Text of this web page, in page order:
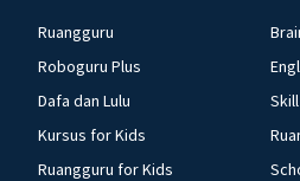
Ruangguru
Roboguru Plus
Dafa dan Lulu
Kursus for Kids
Ruangguru for Kids